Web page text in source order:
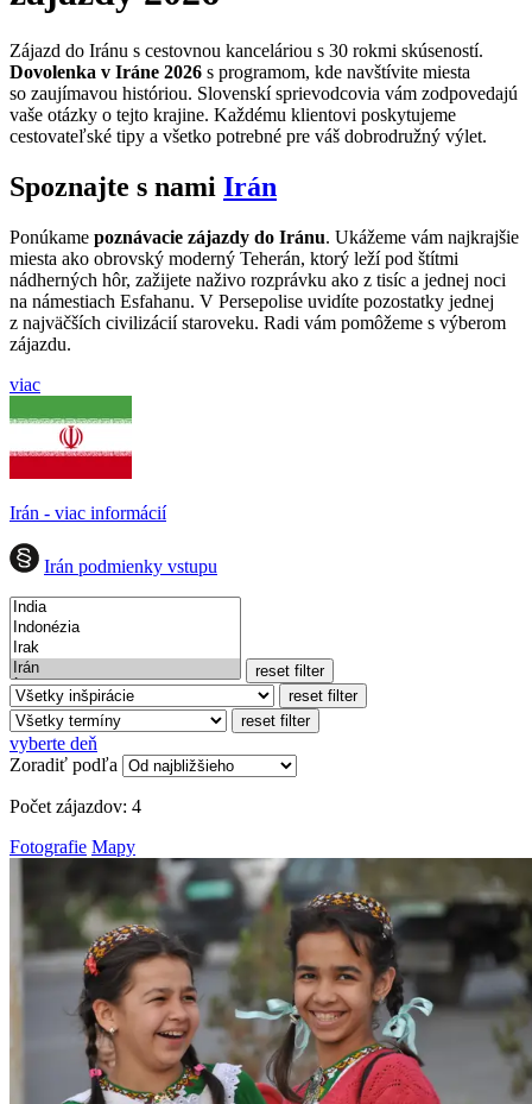
Zájazd do Iránu s cestovnou kanceláriou s 30 rokmi skúseností.
Dovolenka v Iráne 2026 s programom, kde navštívite miesta
so zaujímavou históriou. Slovenskí sprievodcovia vám zodpovedajú
vaše otázky o tejto krajine. Každému klientovi poskytujeme
cestovateľské tipy a všetko potrebné pre váš dobrodružný výlet.
Spoznajte s nami Irán
Ponúkame poznávacie zájazdy do Iránu. Ukážeme vám najkrajšie
miesta ako obrovský moderný Teherán, ktorý leží pod štítmi
nádherných hôr, zažijete naživo rozprávku ako z tisíc a jednej noci
na námestiach Esfahanu. V Persepolise uvidíte pozostatky jednej
z najväčších civilizácií staroveku. Radi vám pomôžeme s výberom
zájazdu.
viac
Irán - viac informácií
Irán podmienky vstupu
reset filter
reset filter
reset filter
vyberte deň
Zoradiť podľa
Počet zájazdov: 4
Fotografie Mapy